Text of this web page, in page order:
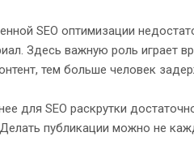
SEO оптимизации
Здесь важную роль играет
тем больше человек
для SEO раскрутки
Делать публикации можно не